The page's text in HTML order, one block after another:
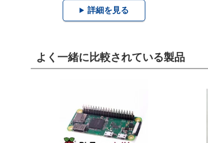
詳細を見る
よく一緒に比較されている製品